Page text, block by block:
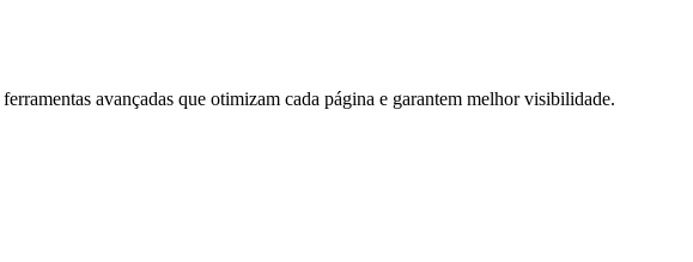
avançadas que otimizam cada página e garantem melhor visibilidade.